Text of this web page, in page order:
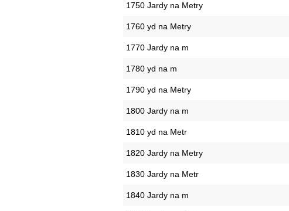
1750 Jardy na Metry
1760 yd na Metry
1770 Jardy na m
1780 yd na m
1790 yd na Metry
1800 Jardy na m
1810 yd na Metr
1820 Jardy na Metry
1830 Jardy na Metr
1840 Jardy na m